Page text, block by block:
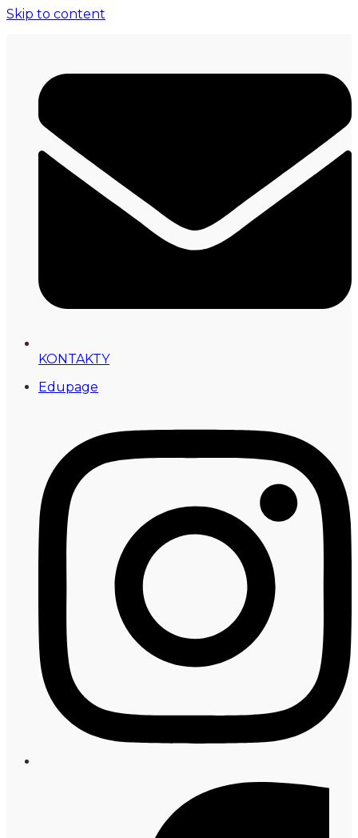
Skip to content
KONTAKTY
Edupage